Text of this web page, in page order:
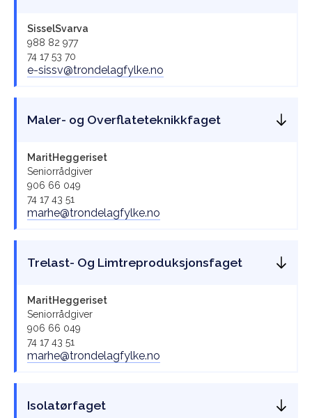
SisselSvarva
988 82 977
74 17 53 70
e-sissv@trondelagfylke.no
Maler- og Overflateteknikkfaget
MaritHeggeriset
Seniorrådgiver
906 66 049
74 17 43 51
marhe@trondelagfylke.no
Trelast- Og Limtreproduksjonsfaget
MaritHeggeriset
Seniorrådgiver
906 66 049
74 17 43 51
marhe@trondelagfylke.no
Isolatørfaget